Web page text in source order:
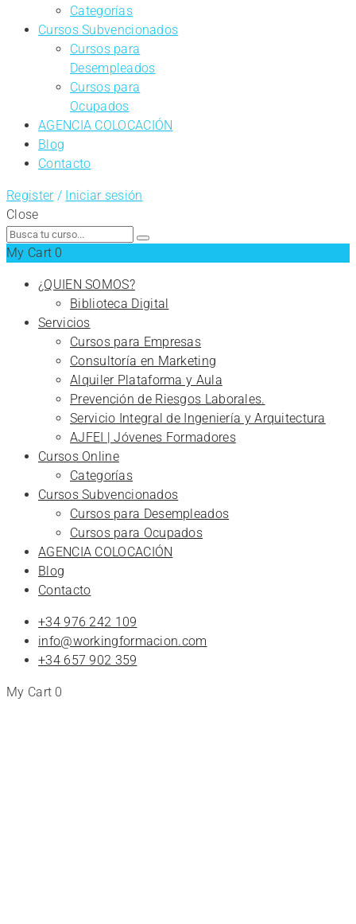
Categorías
Cursos Subvencionados
Cursos para
Desempleados
Cursos para
Ocupados
AGENCIA COLOCACIÓN
Blog
Contacto
Register/ Iniciar sesión
Close
Search
for:
My Cart 0
¿QUIEN SOMOS?
Biblioteca Digital
Servicios
Cursos para Empresas
Consultoría en Marketing
Alquiler Plataforma y Aula
Prevención de Riesgos Laborales.
Servicio Integral de Ingeniería y Arquitectura
AJFEI | Jóvenes Formadores
Cursos Online
Categorías
Cursos Subvencionados
Cursos para Desempleados
Cursos para Ocupados
AGENCIA COLOCACIÓN
Blog
Contacto
+34 976 242 109
info@workingformacion.com
+34 657 902 359
My Cart 0